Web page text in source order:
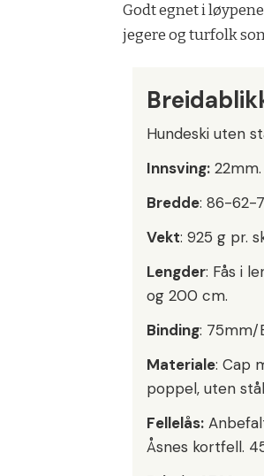
Godt egnet i
jegere og turfolk
Hundeski uten
Innsving: 22mm.
Bredde: 86-62-
Vekt: 925 g pr.
Lengder: Fås i
og 200 cm.
Binding: 75mm/
Materiale: Cap
poppel, uten
Fellelås:
Åsnes kortfell.